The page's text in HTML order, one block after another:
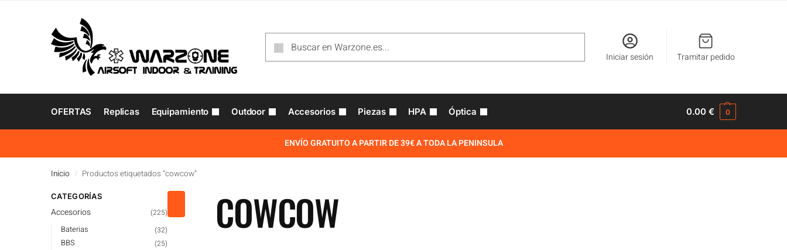
Iniciar sesión Tramitar pedido
OFERTAS Replicas Equipamiento Outdoor Accesorios Piezas HPA Óptica 0.00€ 0
ENVÍO GRATUITO A PARTIR DE 39€ A TODA LA PENINSULA
Inicio / Productos etiquetados “cowcow”
COWCOW
CATEGORÍAS
Accesorios (225)
Baterias (32)
BBS (25)